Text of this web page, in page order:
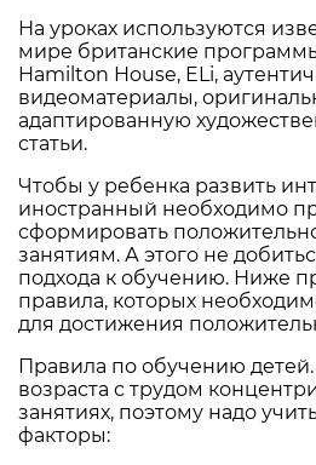
На уроках используются
мире британские
Hamilton House, ELi,
видеоматериалы,
адаптированную
статьи.
Чтобы у ребенка развить
иностранный необходимо
сформировать
занятиям. А этого не
подхода к обучению. Ниже
правила, которых
для достижения
Правила по обучению
возраста с трудом
занятиях, поэтому надо
факторы: